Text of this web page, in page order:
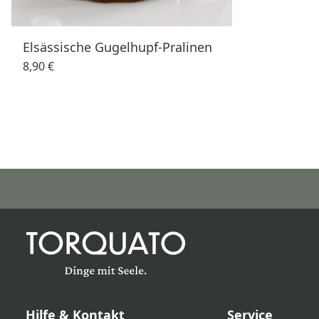
Elsässische Gugelhupf-Pralinen
8,90 €
Hilfe & Kontakt Service